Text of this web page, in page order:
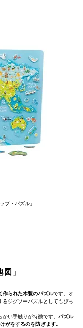
プ・パズル」
」
作られた木製のパズルです。オ
るジグソーパズルとしてもぴっ
い手触りが特徴です。 パズル
がをするのを防ぎます。